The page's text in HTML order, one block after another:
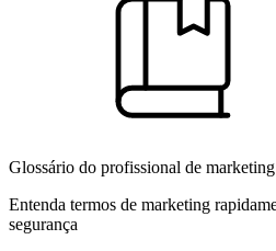
Glossário do profissional de marketing
Entenda termos de marketing
segurança